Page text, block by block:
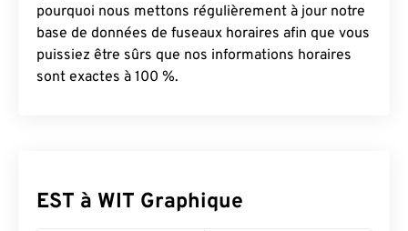
pourquoi nous mettons régulièrement à jour notre
base de données de fuseaux horaires afin que vous
puissiez être sûrs que nos informations horaires
sont exactes à 100 %.
EST à WIT Graphique